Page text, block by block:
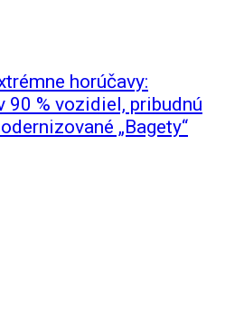
horúčavy:
90 % vozidiel, pribudnú
„Bagety“